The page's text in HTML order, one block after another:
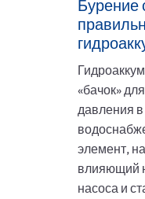
Бурение
«бачок»
давления
элемент,
влияющий
насоса и